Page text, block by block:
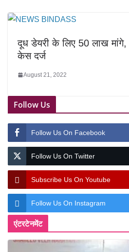
दूध डेयरी के लिए 50 लाख मांगे,
केस दर्ज
August 21, 2022
Follow Us
Follow Us On Facebook
Follow Us On Twitter
Subscribe Us On Youtube
Follow Us On Instagram
एंटरटेनमेंट